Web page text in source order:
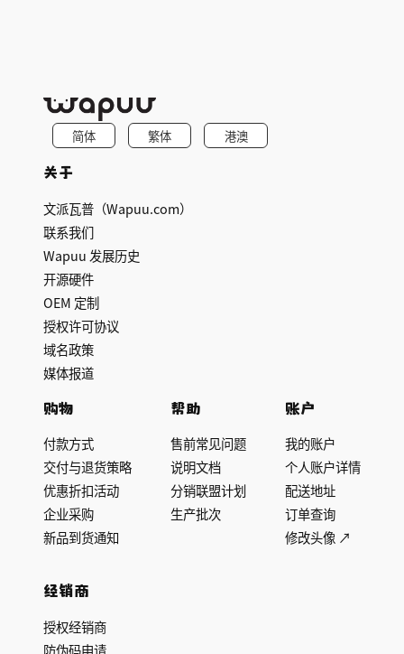
简体 繁体 港澳
关于
文派瓦普（Wapuu.com）
联系我们
Wapuu 发展历史
开源硬件
OEM 定制
授权许可协议
域名政策
媒体报道
购物
付款方式
交付与退货策略
优惠折扣活动
企业采购
新品到货通知
帮助
售前常见问题
说明文档
分销联盟计划
生产批次
账户
我的账户
个人账户详情
配送地址
订单查询
修改头像 ↗
经销商
授权经销商